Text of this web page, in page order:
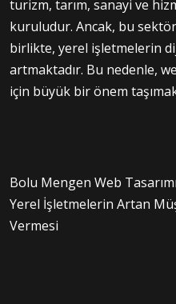
turizm, tarım, sanayi ve
kuruludur. Ancak, bu
birlikte, yerel işletmelerin
artmaktadır. Bu nedenle,
için büyük bir önem
Bolu Mengen Web
Yerel İşletmelerin Artan
Vermesi